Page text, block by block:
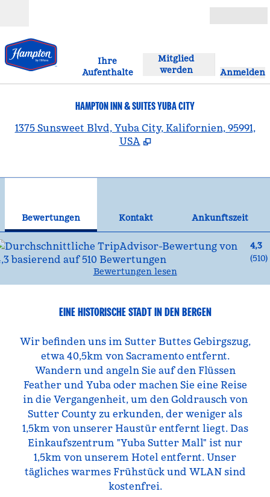
Ihre
Aufenthalte
Mitglied
werden
Anmelden
HAMPTON INN & SUITES YUBA CITY
1375 Sunsweet Blvd, Yuba City, Kalifornien, 95991,
USA
Bewertungen Kontakt
Ankunftszeit
4,3
(510)
Bewertungen lesen
EINE HISTORISCHE STADT IN DEN BERGEN
Wir befinden uns im Sutter Buttes Gebirgszug,
etwa 40,5km von Sacramento entfernt.
Wandern und angeln Sie auf den Flüssen
Feather und Yuba oder machen Sie eine Reise
in die Vergangenheit, um den Goldrausch von
Sutter County zu erkunden, der weniger als
1,5km von unserer Haustür entfernt liegt. Das
Einkaufszentrum "Yuba Sutter Mall" ist nur
1,5km von unserem Hotel entfernt. Unser
tägliches warmes Frühstück und WLAN sind
kostenfrei.